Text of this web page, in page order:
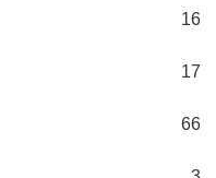
16
17
66